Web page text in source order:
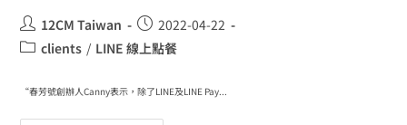
12CM Taiwan
2022-04-22
clients / LINE 線上點餐
“春芳號創辦人Canny表示，除了LINE及LINE Pay...